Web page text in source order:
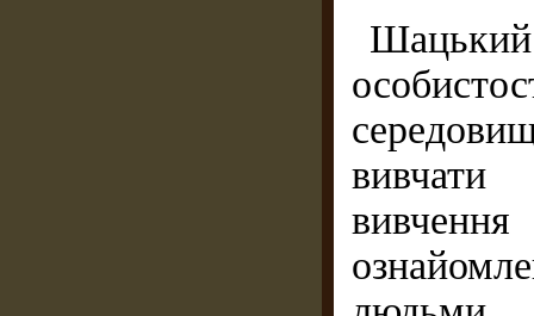
вивчати
вивчення